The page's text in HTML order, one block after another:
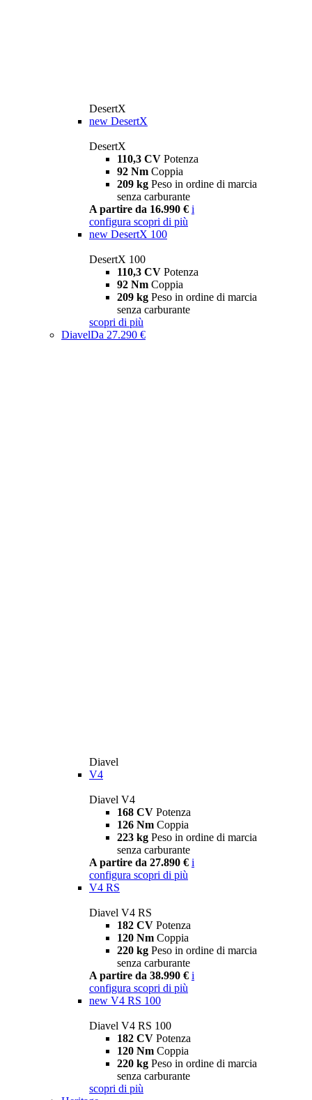
DesertX
new DesertX
DesertX
110,3 CV Potenza
92 Nm Coppia
209 kg Peso in ordine di marcia
senza carburante
A partire da 16.990 € i
configura scopri di più
new DesertX 100
DesertX 100
110,3 CV Potenza
92 Nm Coppia
209 kg Peso in ordine di marcia
senza carburante
scopri di più
DiavelDa 27.290 €
Diavel
V4
Diavel V4
168 CV Potenza
126 Nm Coppia
223 kg Peso in ordine di marcia
senza carburante
A partire da 27.890 € i
configura scopri di più
V4 RS
Diavel V4 RS
182 CV Potenza
120 Nm Coppia
220 kg Peso in ordine di marcia
senza carburante
A partire da 38.990 € i
configura scopri di più
new V4 RS 100
Diavel V4 RS 100
182 CV Potenza
120 Nm Coppia
220 kg Peso in ordine di marcia
senza carburante
scopri di più